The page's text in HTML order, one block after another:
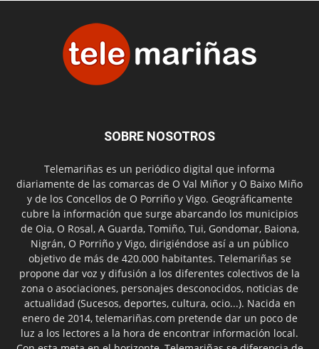
SOBRE NOSOTROS
Telemariñas es un periódico digital que informa
diariamente de las comarcas de O Val Miñor y O Baixo Miño
y de los Concellos de O Porriño y Vigo. Geográficamente
cubre la información que surge abarcando los municipios
de Oia, O Rosal, A Guarda, Tomiño, Tui, Gondomar, Baiona,
Nigrán, O Porriño y Vigo, dirigiéndose así a un público
objetivo de más de 420.000 habitantes. Telemariñas se
propone dar voz y difusión a los diferentes colectivos de la
zona o asociaciones, personajes desconocidos, noticias de
actualidad (Sucesos, deportes, cultura, ocio...). Nacida en
enero de 2014, telemariñas.com pretende dar un poco de
luz a los lectores a la hora de encontrar información local.